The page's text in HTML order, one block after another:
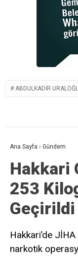
ABDULKADIR
Ana Sayfa › Gündem
Hakkari
253
Geçirildi
Hakkari’de
narkotik